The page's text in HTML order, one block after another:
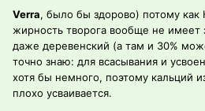
Verra, было бы здорово) потому как
жирность творога вообще не имеет
даже деревенский (а там и 30%
точно знаю: для всасывания и
хотя бы немного, поэтому кальций
плохо усваивается.